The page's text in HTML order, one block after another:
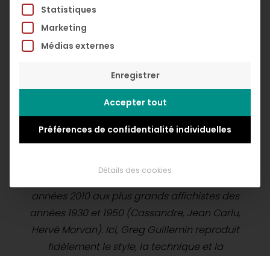
pop culture. This real “exercise in style” was
acclaimed by the audience, seduced by so
much wit and paper chase. This series paved
constant evolution.
Papier découpé, formes minimalistes, images
hautes en couleur, érotisme et style
cartoonesque, influencé par les arrière-plans
années 2010 aux plus grands affichistes des
années 1930 et 1950 (Cassandre, Jean Carlu,
Hervé Morvan). Ici, Greg Guillemin reproduit
fidèlement le style, la technique et la
Statistiques
Marketing
Médias externes
Enregistrer
Accepter tout
Préférences de confidentialité individuelles
Détails des cookies